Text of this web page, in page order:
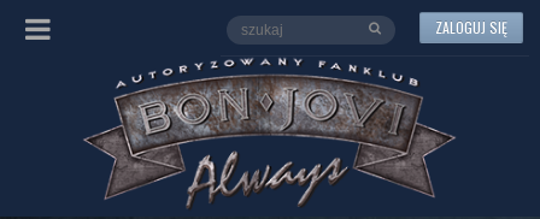
ZALOGUJ SIĘ